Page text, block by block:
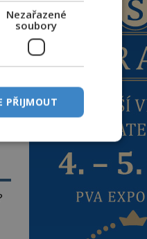
Nezařazené
soubory
PŘIJMOUT